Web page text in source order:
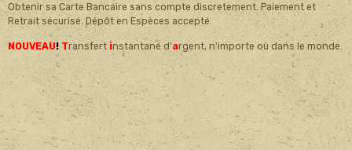
Obtenir sa Carte Bancaire sans compte discretement. Paiement et
Retrait sécurisé. Dépôt en Espèces accepté.
NOUVEAU! Transfert instantané d'argent, n'importe où dans le monde.